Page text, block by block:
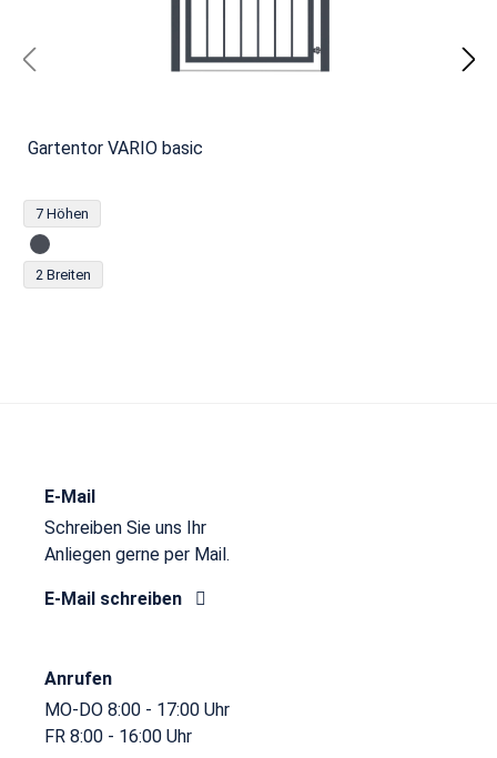
Gartentor VARIO basic
7 Höhen
2 Breiten
E-Mail
Schreiben Sie uns Ihr
Anliegen gerne per Mail.
E-Mail schreiben
Anrufen
MO-DO 8:00 - 17:00 Uhr
FR 8:00 - 16:00 Uhr